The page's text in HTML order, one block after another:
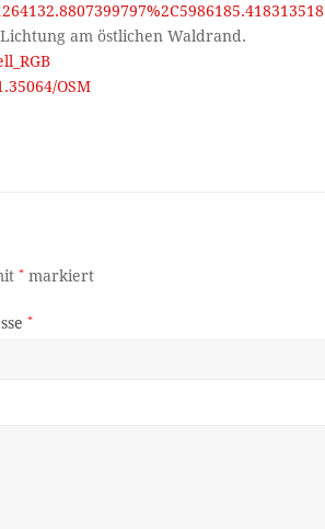
am östlichen Waldrand.
OSM
* markiert
*